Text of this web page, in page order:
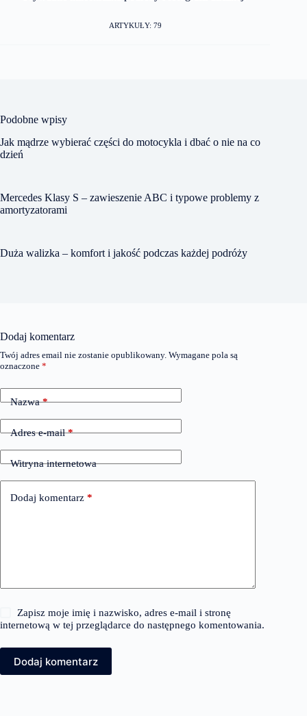
ARTYKUŁY: 79
Podobne wpisy
Jak mądrze wybierać części do motocykla i dbać o nie na co
dzień
Mercedes Klasy S – zawieszenie ABC i typowe problemy z
amortyzatorami
Duża walizka – komfort i jakość podczas każdej podróży
Dodaj komentarz
Twój adres email nie zostanie opublikowany. Wymagane pola są
oznaczone *
Nazwa*
Adres e-mail*
Witryna internetowa
Dodaj komentarz *
Zapisz moje imię i nazwisko, adres e-mail i stronę
internetową w tej przeglądarce do następnego komentowania.
Dodaj komentarz